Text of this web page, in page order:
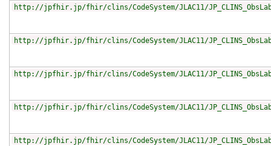
http://jpfhir.jp/fhir/clins/CodeSystem/JLAC11/
http://jpfhir.jp/fhir/clins/CodeSystem/JLAC11/
http://jpfhir.jp/fhir/clins/CodeSystem/JLAC11/
http://jpfhir.jp/fhir/clins/CodeSystem/JLAC11/
http://jpfhir.jp/fhir/clins/CodeSystem/JLAC11/